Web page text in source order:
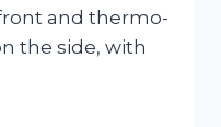
and thermo-
the side, with